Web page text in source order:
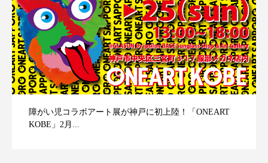
障がい児コラボアート展が神戸に初上陸！「ONEART
KOBE」2月...